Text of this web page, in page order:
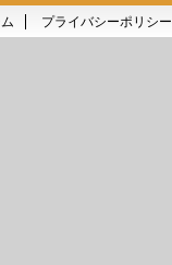
プライバシーポリシー